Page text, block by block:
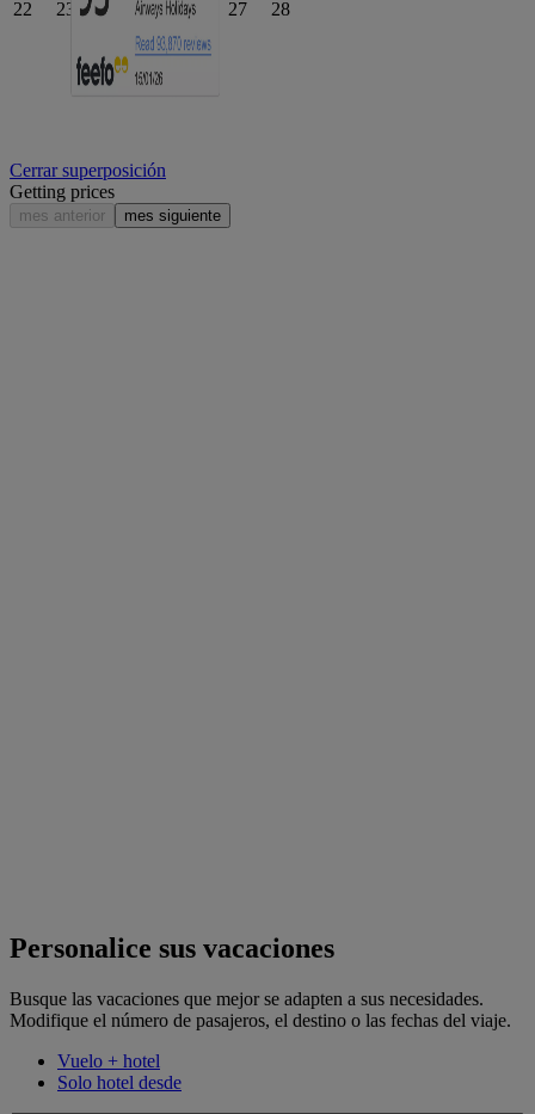
22 23 24 25 26 27 28
Cerrar superposición
Getting prices
mes anterior mes siguiente
Personalice sus vacaciones
Busque las vacaciones que mejor se adapten a sus necesidades.
Modifique el número de pasajeros, el destino o las fechas del viaje.
Vuelo + hotel
Solo hotel desde